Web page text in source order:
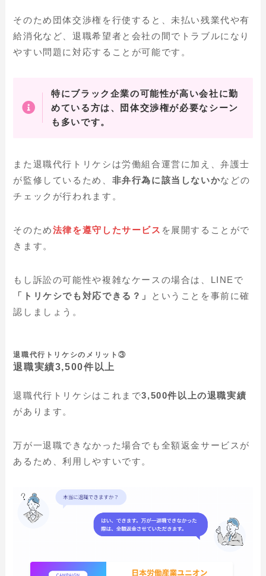
そのため団体交渉権を行使すると、未払い残業代や有
給消化など、退職希望者と会社の間でトラブルになり
やすい問題に対応することが可能です。
特にブラック企業の可能性が高い会社に勤
めている方は、団体交渉権が必要なシーン
も多いです。
また退職代行トリケシは労働組合運営に加え、弁護士
が監修しているため、 非弁行為に該当しないかなどの
チェックが行われます。
そのため法律を遵守したサービス を展開することがで
きます。
もし訴訟の可能性や複雑なケースの場合は、LINEで
「トリケシでも対応できる？」
ということを事前に確
認しましょう。
退職代行トリケシのメリット③
退職実績3,500件以上
退職代行トリケシはこれまで3,500件以上の退職実績
があります。
万が一退職できなかった場合でも全額返金サービスが
あるため、利用しやすいです。